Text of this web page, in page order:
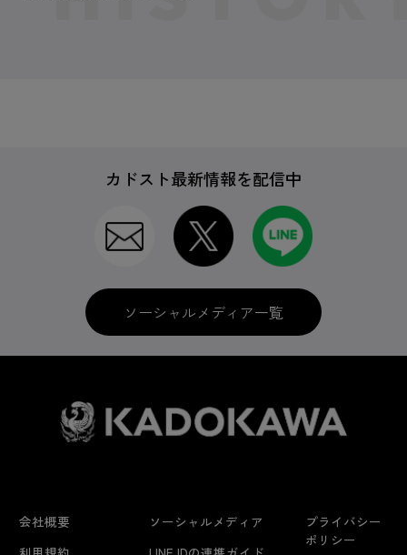
カドスト最新情報を配信中
ソーシャルメディア一覧
会社概要
ソーシャルメディア
プライバシー
ポリシー